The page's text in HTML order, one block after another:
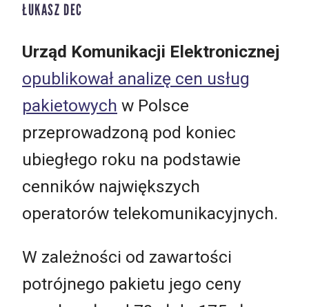
ŁUKASZ DEC
Urząd Komunikacji Elektronicznej
opublikował analizę cen usług
pakietowych w Polsce
przeprowadzoną pod koniec
ubiegłego roku na podstawie
cenników największych
operatorów telekomunikacyjnych.
W zależności od zawartości
potrójnego pakietu jego ceny